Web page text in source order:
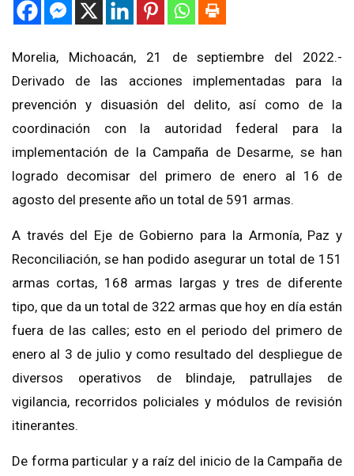
Morelia, Michoacán, 21 de septiembre del 2022.-
Derivado de las acciones implementadas para la
prevención y disuasión del delito, así como de la
coordinación con la autoridad federal para la
implementación de la Campaña de Desarme, se han
logrado decomisar del primero de enero al 16 de
agosto del presente año un total de 591 armas.
A través del Eje de Gobierno para la Armonía, Paz y
Reconciliación, se han podido asegurar un total de 151
armas cortas, 168 armas largas y tres de diferente
tipo, que da un total de 322 armas que hoy en día están
fuera de las calles; esto en el periodo del primero de
enero al 3 de julio y como resultado del despliegue de
diversos operativos de blindaje, patrullajes de
vigilancia, recorridos policiales y módulos de revisión
itinerantes.
De forma particular y a raíz del inicio de la Campaña de